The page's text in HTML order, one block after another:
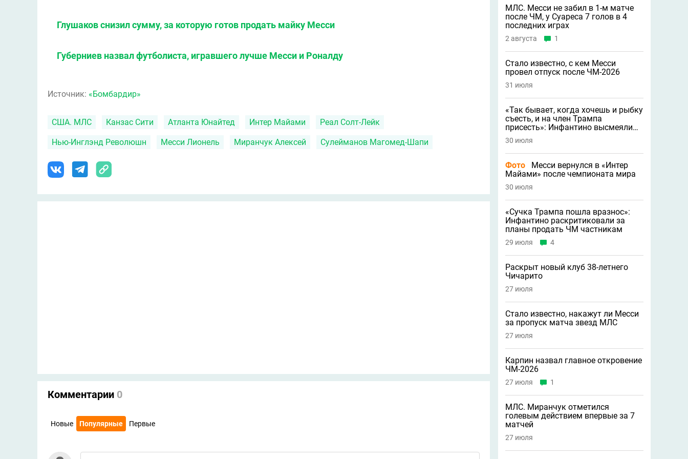
Глушаков снизил сумму, за которую готов продать майку Месси
Губерниев назвал футболиста, игравшего лучше Месси и Роналду
Источник: «Бомбардир»
США. МЛС Канзаc Сити Атланта Юнайтед Интер Майами Реал Солт-Лейк
Нью-Инглэнд Революшн Месси Лионель Миранчук Алексей Сулейманов Магомед-Шапи
Комментарии 0
Новые Популярные Первые
МЛС. Месси не забил в 1-м матче
после ЧМ, у Суареса 7 голов в 4
последних играх
2 августа 1
Стало известно, с кем Месси
провел отпуск после ЧМ-2026
31 июля
«Так бывает, когда хочешь и рыбку
съесть, и на член Трампа
присесть»: Инфантино высмеяли
после тотального бойкота ЧМ
30 июля
Фото
Месси вернулся в «Интер
Майами» после чемпионата мира
30 июля
«Сучка Трампа пошла вразнос»:
Инфантино раскритиковали за
планы продать ЧМ частникам
29 июля 4
Раскрыт новый клуб 38-летнего
Чичарито
27 июля
Стало известно, накажут ли Месси
за пропуск матча звезд МЛС
27 июля
Карпин назвал главное откровение
ЧМ-2026
27 июля 1
МЛС. Миранчук отметился
голевым действием впервые за 7
матчей
27 июля